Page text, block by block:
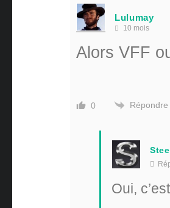
Lulumay
10 mois
Alors VFF
0 Répondre
Oui,